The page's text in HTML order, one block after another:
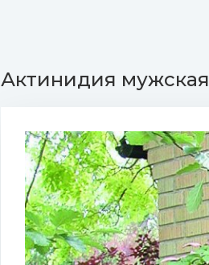
Актинидия мужская